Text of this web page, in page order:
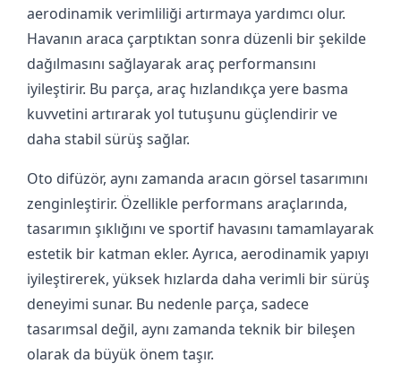
aerodinamik verimliliği artırmaya yardımcı olur.
Havanın araca çarptıktan sonra düzenli bir şekilde
dağılmasını sağlayarak araç performansını
iyileştirir. Bu parça, araç hızlandıkça yere basma
kuvvetini artırarak yol tutuşunu güçlendirir ve
daha stabil sürüş sağlar.
Oto difüzör, aynı zamanda aracın görsel tasarımını
zenginleştirir. Özellikle performans araçlarında,
tasarımın şıklığını ve sportif havasını tamamlayarak
estetik bir katman ekler. Ayrıca, aerodinamik yapıyı
iyileştirerek, yüksek hızlarda daha verimli bir sürüş
deneyimi sunar. Bu nedenle parça, sadece
tasarımsal değil, aynı zamanda teknik bir bileşen
olarak da büyük önem taşır.